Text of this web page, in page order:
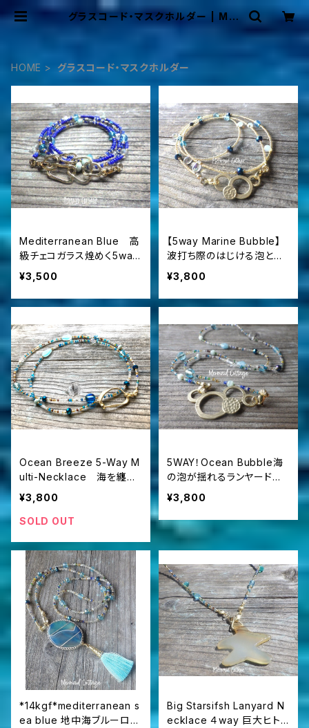
グラスコード・マスクホルダー | Mer
maid Cottage
HOME グラスコード・マスクホルダー
Mediterranean Blue 高
級チェコガラス煌めく5way
ロングネックレス＆グラスコ
ード/眼鏡・マスクホルダー
¥3,500
【5way Marine Bubble】
波打ち際のはじける泡と海
色のきらめき☆多機能ロン
グネックレス＆ブレスレット
¥3,800
Ocean Breeze 5-Way M
ulti-Necklace 海を纏う
5WAYマルチ・オーシャンネ
ックレス
¥3,800
SOLD OUT
5WAY！Ocean Bubble海
の泡が揺れるランヤードネ
ックレス
¥3,800
*14kgf*mediterranean s
ea blue 地中海ブルーロー
Big Starsifsh Lanyard N
ecklace ４way 巨大ヒト